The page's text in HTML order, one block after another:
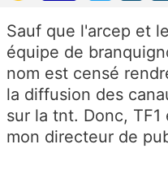
Sauf que l'arcep et
équipe de
nom est censé
la diffusion des
sur la tnt. Donc,
mon directeur de